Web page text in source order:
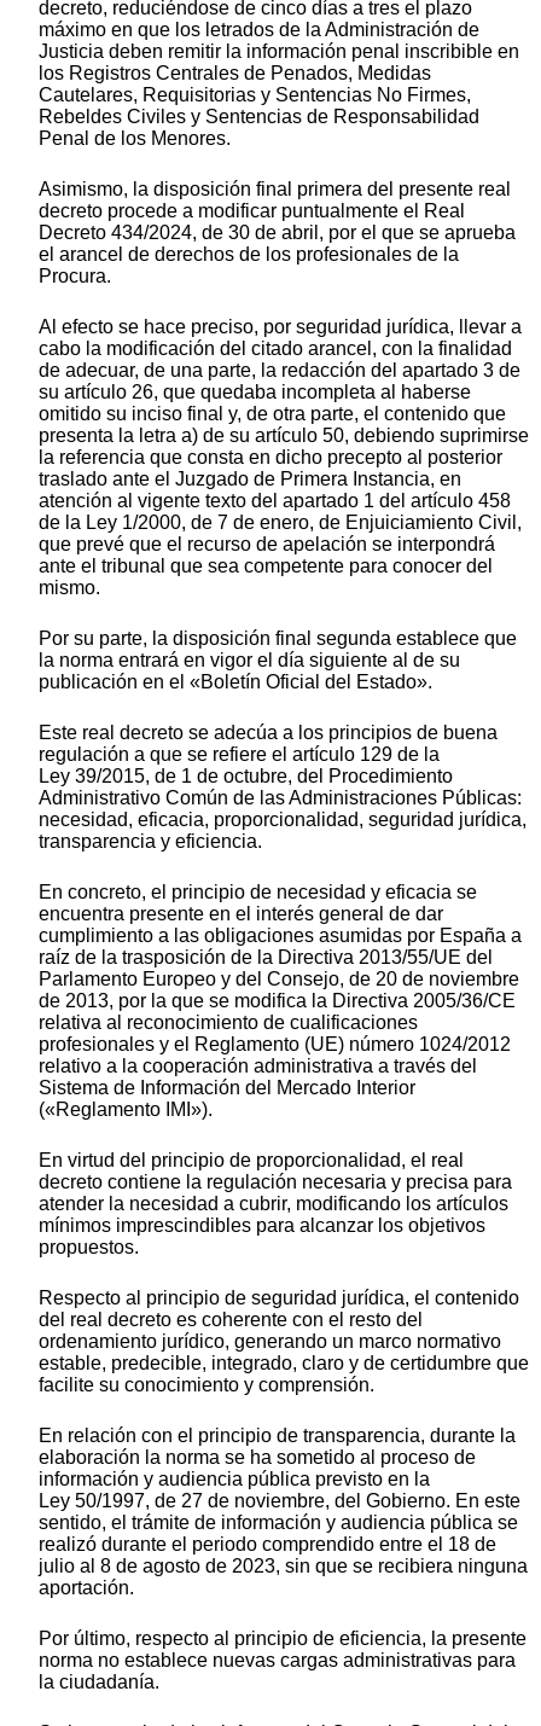
decreto, reduciéndose de cinco días a tres el plazo
máximo en que los letrados de la Administración de
Justicia deben remitir la información penal inscribible en
los Registros Centrales de Penados, Medidas
Cautelares, Requisitorias y Sentencias No Firmes,
Rebeldes Civiles y Sentencias de Responsabilidad
Penal de los Menores.
Asimismo, la disposición final primera del presente real
decreto procede a modificar puntualmente el Real
Decreto 434/2024, de 30 de abril, por el que se aprueba
el arancel de derechos de los profesionales de la
Procura.
Al efecto se hace preciso, por seguridad jurídica, llevar a
cabo la modificación del citado arancel, con la finalidad
de adecuar, de una parte, la redacción del apartado 3 de
su artículo 26, que quedaba incompleta al haberse
omitido su inciso final y, de otra parte, el contenido que
presenta la letra a) de su artículo 50, debiendo suprimirse
la referencia que consta en dicho precepto al posterior
traslado ante el Juzgado de Primera Instancia, en
atención al vigente texto del apartado 1 del artículo 458
de la Ley 1/2000, de 7 de enero, de Enjuiciamiento Civil,
que prevé que el recurso de apelación se interpondrá
ante el tribunal que sea competente para conocer del
mismo.
Por su parte, la disposición final segunda establece que
la norma entrará en vigor el día siguiente al de su
publicación en el «Boletín Oficial del Estado».
Este real decreto se adecúa a los principios de buena
regulación a que se refiere el artículo 129 de la
Ley 39/2015, de 1 de octubre, del Procedimiento
Administrativo Común de las Administraciones Públicas:
necesidad, eficacia, proporcionalidad, seguridad jurídica,
transparencia y eficiencia.
En concreto, el principio de necesidad y eficacia se
encuentra presente en el interés general de dar
cumplimiento a las obligaciones asumidas por España a
raíz de la trasposición de la Directiva 2013/55/UE del
Parlamento Europeo y del Consejo, de 20 de noviembre
de 2013, por la que se modifica la Directiva 2005/36/CE
relativa al reconocimiento de cualificaciones
profesionales y el Reglamento (UE) número 1024/2012
relativo a la cooperación administrativa a través del
Sistema de Información del Mercado Interior
(«Reglamento IMI»).
En virtud del principio de proporcionalidad, el real
decreto contiene la regulación necesaria y precisa para
atender la necesidad a cubrir, modificando los artículos
mínimos imprescindibles para alcanzar los objetivos
propuestos.
Respecto al principio de seguridad jurídica, el contenido
del real decreto es coherente con el resto del
ordenamiento jurídico, generando un marco normativo
estable, predecible, integrado, claro y de certidumbre que
facilite su conocimiento y comprensión.
En relación con el principio de transparencia, durante la
elaboración la norma se ha sometido al proceso de
información y audiencia pública previsto en la
Ley 50/1997, de 27 de noviembre, del Gobierno. En este
sentido, el trámite de información y audiencia pública se
realizó durante el periodo comprendido entre el 18 de
julio al 8 de agosto de 2023, sin que se recibiera ninguna
aportación.
Por último, respecto al principio de eficiencia, la presente
norma no establece nuevas cargas administrativas para
la ciudadanía.